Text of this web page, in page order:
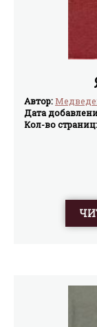
Автор:
Дата
Кол-во страниц: